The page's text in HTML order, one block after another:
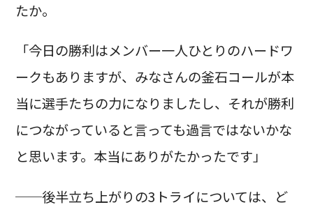
たか。
「今日の勝利はメンバー一人ひとりのハードワ
ークもありますが、みなさんの釜石コールが本
当に選手たちの力になりましたし、それが勝利
につながっていると言っても過言ではないかな
と思います。本当にありがたかったです」
──後半立ち上がりの3トライについては、ど